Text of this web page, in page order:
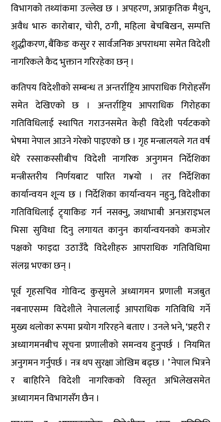
विभागको तथ्यांकमा उल्लेख छ । अपहरण, अप्राकृतिक मैथुन,
अवैध भारु कारोबार, चोरी, ठगी, महिला बेचबिखन, सम्पत्ति
शुद्धीकरण, बैंकिङ कसुर र सार्वजनिक अपराधमा समेत विदेशी
नागरिकले कैद भुक्तान गरिरहेका छन् ।
कतिपय विदेशीको सम्बन्ध त अन्तर्राष्ट्रिय आपराधिक गिरोहसँग
समेत देखिएको छ । अन्तर्राष्ट्रिय आपराधिक गिरोहका
गतिविधिलाई स्थापित गराउनसमेत केही विदेशी पर्यटकको
भेषमा नेपाल आउने गरेको पाइएको छ । गृह मन्त्रालयले गत वर्ष
धेरै रस्साकस्सीबीच विदेशी नागरिक अनुगमन निर्देशिका
मन्त्रीस्तरीय निर्णयबाट पारित ग¥यो । तर निर्देशिका
कार्यान्वयन शून्य छ । निर्देशिका कार्यान्वयन नहुनु, विदेशीका
गतिविधिलाई ट्र्याकिङ गर्न नसक्नु, जथाभाबी अनअराइभल
भिसा सुविधा दिनु लगायत कानुन कार्यान्वयनको कमजोर
पक्षको फाइदा उठाउँदै विदेशीहरु आपराधिक गतिविधिमा
संलग्न भएका छन् ।
पूर्व गृहसचिव गोविन्द कुसुमले अध्यागमन प्रणाली मजबुत
नबनाएसम्म विदेशीले नेपाललाई आपराधिक गतिविधि गर्ने
मुख्य थलोका रूपमा प्रयोग गरिरहने बताए । उनले भने, ‘प्रहरी र
अध्यागमनबीच सूचना प्रणालीको समन्वय हुनुपर्छ । नियमित
अनुगमन गर्नुपर्छ । नत्र थप सुरक्षा जोखिम बढ्छ । ’ नेपाल भित्रने
र बाहिरिने विदेशी नागरिकको विस्तृत अभिलेखसमेत
अध्यागमन विभागसँग छैन ।